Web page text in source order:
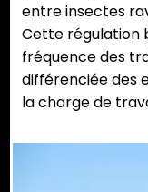
entre insectes
Cette régulation
fréquence des
différenciée des
la charge de